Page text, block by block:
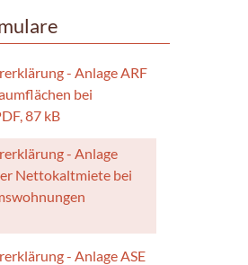
- Anlage ARF
bei
87 kB
- Anlage
Nettokaltmiete bei
- Anlage ASE